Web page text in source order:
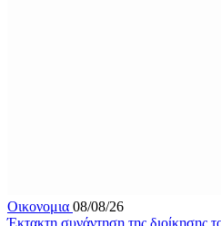
Οικονομια 08/08/26
Έκτακτη συνάντηση της